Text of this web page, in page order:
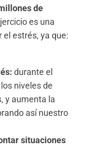
de
es una
estrés, ya que:
durante el
niveles de
y aumenta la
así nuestro
situaciones